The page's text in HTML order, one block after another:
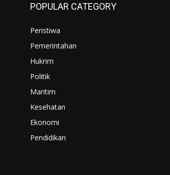
POPULAR CATEGORY
Peristiwa
Pemerintahan
Hukrim
Politik
Maritim
Kesehatan
Ekonomi
Pendidikan